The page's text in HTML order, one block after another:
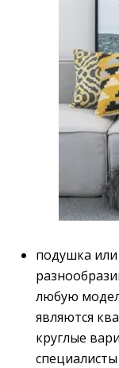
подушка
любую
являются
круглые